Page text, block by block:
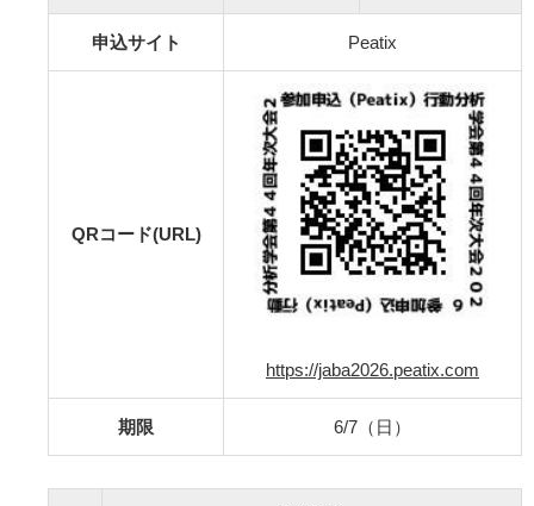
申込サイト Peatix
QRコード(URL)
https://jaba2026.peatix.com
期限 6/7（日）